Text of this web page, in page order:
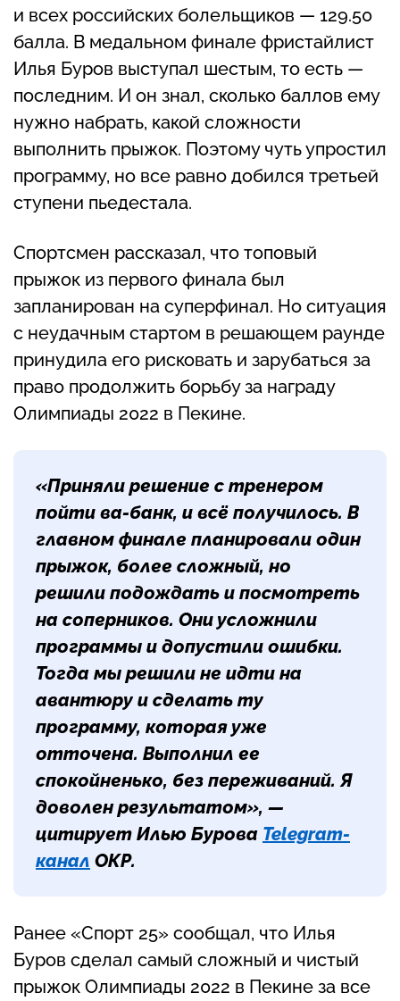
и всех российских болельщиков — 129.50
балла. В медальном финале фристайлист
Илья Буров выступал шестым, то есть —
последним. И он знал, сколько баллов ему
нужно набрать, какой сложности
выполнить прыжок. Поэтому чуть упростил
программу, но все равно добился третьей
ступени пьедестала.
Спортсмен рассказал, что топовый
прыжок из первого финала был
запланирован на суперфинал. Но ситуация
с неудачным стартом в решающем раунде
принудила его рисковать и зарубаться за
право продолжить борьбу за награду
Олимпиады 2022 в Пекине.
«Приняли решение с тренером
пойти ва-банк, и всё получилось. В
главном финале планировали один
прыжок, более сложный, но
решили подождать и посмотреть
на соперников. Они усложнили
программы и допустили ошибки.
Тогда мы решили не идти на
авантюру и сделать ту
программу, которая уже
отточена. Выполнил ее
спокойненько, без переживаний. Я
доволен результатом», —
цитирует Илью Бурова Telegram-
канал ОКР.
Ранее «Спорт 25» сообщал, что Илья
Буров сделал самый сложный и чистый
прыжок Олимпиады 2022 в Пекине за все